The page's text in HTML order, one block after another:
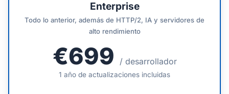
Enterprise
Todo lo anterior, además de HTTP/2, IA y servidores de
alto rendimiento
€699 / desarrollador
1 año de actualizaciones incluidas